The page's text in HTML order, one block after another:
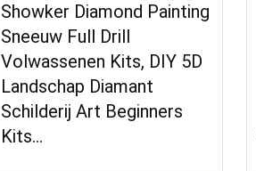
Showker Diamond Painting
Sneeuw Full Drill
Volwassenen Kits, DIY 5D
Landschap Diamant
Schilderij Art Beginners
Kits…